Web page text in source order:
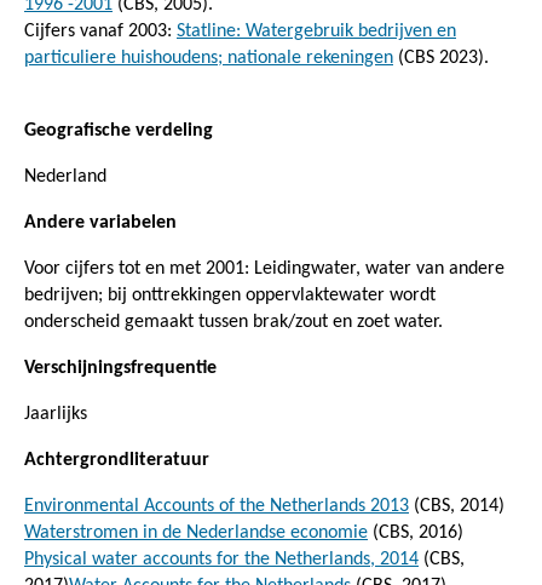
1996 -2001 (CBS, 2005).
Cijfers vanaf 2003: Statline: Watergebruik bedrijven en
particuliere huishoudens; nationale rekeningen (CBS 2023).
Geografische verdeling
Nederland
Andere variabelen
Voor cijfers tot en met 2001: Leidingwater, water van andere
bedrijven; bij onttrekkingen oppervlaktewater wordt
onderscheid gemaakt tussen brak/zout en zoet water.
Verschijningsfrequentie
Jaarlijks
Achtergrondliteratuur
Environmental Accounts of the Netherlands 2013 (CBS, 2014)
Waterstromen in de Nederlandse economie (CBS, 2016)
Physical water accounts for the Netherlands, 2014 (CBS,